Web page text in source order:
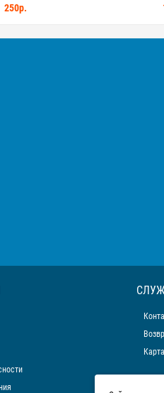
USB Flash и
250р.